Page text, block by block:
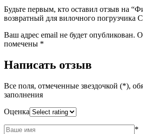
Будьте первым, кто оставил отзыв на
возвратный для вилочного погрузчика
Ваш адрес email не будет опубликован.
помечены *
Написать отзыв
Все поля, отмеченные звездочкой (*),
заполнения
Оценка
*